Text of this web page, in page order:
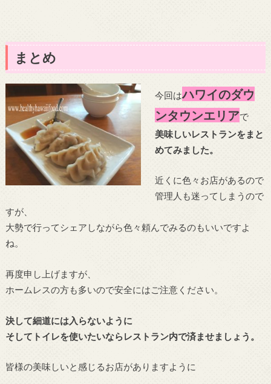
まとめ
今回はハワイのダウ
ンタウンエリアで
美味しいレストランをまと
めてみました。
近くに色々お店があるので
管理人も迷ってしまうので
すが、
大勢で行ってシェアしながら色々頼んでみるのもいいですよ
ね。
再度申し上げますが、
ホームレスの方も多いので安全にはご注意ください。
決して細道には入らないように
そしてトイレを使いたいならレストラン内で済ませましょう。
皆様の美味しいと感じるお店がありますように